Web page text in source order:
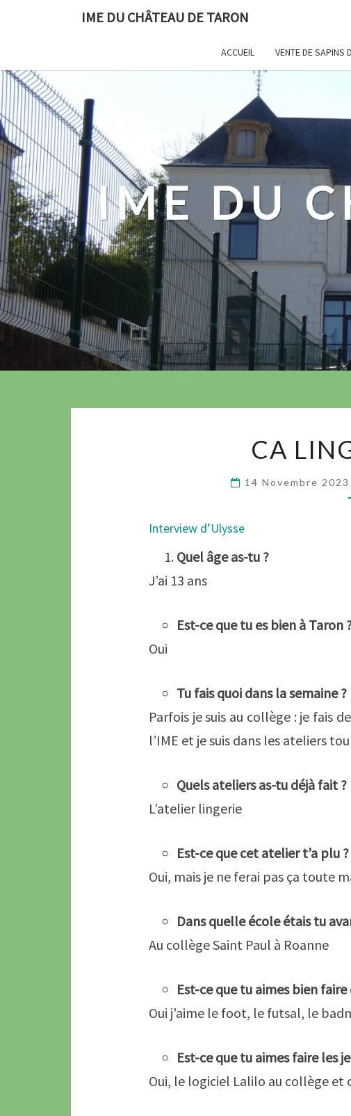
IME DU CHÂTEAU DE TARON
ACCUEIL VENTE DE SAPINS
IME DU
CA
14 Novembre
Interview d’Ulysse
Quel âge as-tu ?
J’ai 13 ans
Est-ce que tu es bien à Taron
Oui
Tu fais quoi dans la semaine ?
Parfois je suis au collège : je fais
l’IME et je suis dans les ateliers
Quels ateliers as-tu déjà fait ?
L’atelier lingerie
Est-ce que cet atelier t’a plu ?
Oui, mais je ne ferai pas ça toute
Dans quelle école étais tu
Au collège Saint Paul à Roanne
Est-ce que tu aimes bien
Oui j’aime le foot, le futsal, le
Est-ce que tu aimes faire les
Oui, le logiciel Lalilo au collège et